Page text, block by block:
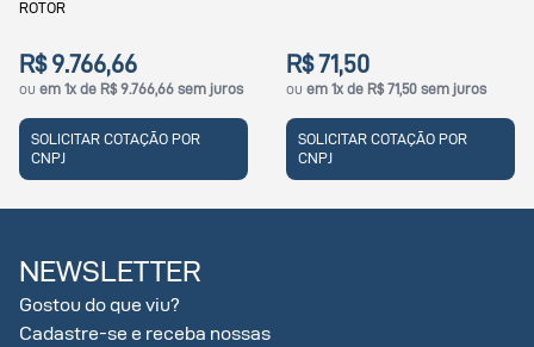
R$ 9.766,66 sem juros
COTAÇÃO POR
ouem 1x de R$ 71,50 sem juros
SOLICITAR COTAÇÃO POR
ouem 1x
NEWSLETTER
Gostou do que viu?
Cadastre-se e receba nossas